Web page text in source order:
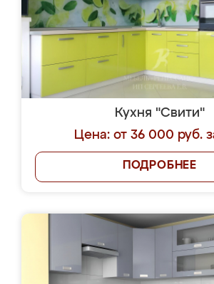
Кухня "Свити"
Цена: от 36 000 руб.
ПОДРОБНЕЕ